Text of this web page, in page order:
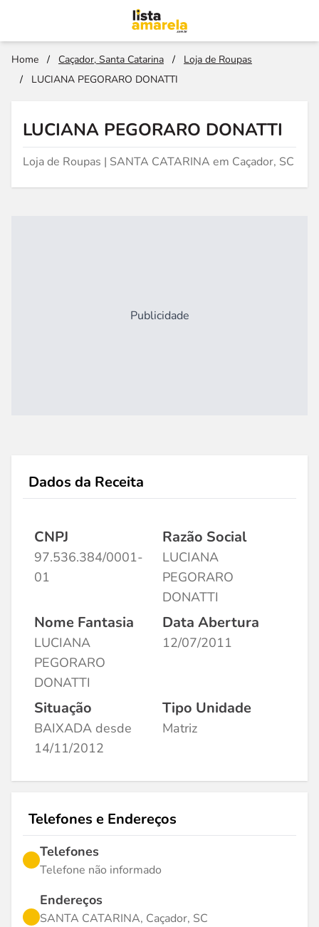
Home / Caçador, Santa Catarina /
Loja de Roupas
/
LUCIANA PEGORARO DONATTI
LUCIANA PEGORARO DONATTI
Loja de Roupas | SANTA CATARINA em Caçador, SC
Publicidade
Dados da Receita
CNPJ
97.536.384/0001-
01
Razão Social
LUCIANA
PEGORARO
DONATTI
Nome Fantasia
LUCIANA
PEGORARO
DONATTI
Data Abertura
12/07/2011
Situação
BAIXADA desde
14/11/2012
Tipo Unidade
Matriz
Telefones e Endereços
Telefones
Telefone não informado
Endereços
SANTA CATARINA, Caçador, SC